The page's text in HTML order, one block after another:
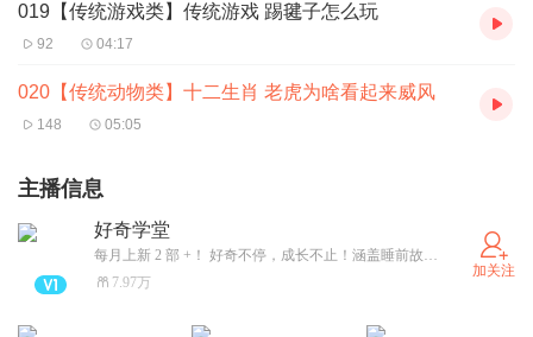
019【传统游戏类】传统游戏 踢毽子怎么玩
92 04:17
020【传统动物类】十二生肖 老虎为啥看起来威风
148 05:05
主播信息
好奇学堂
每月上新 2 部 +！ 好奇不停，成长不止！涵盖睡前故事、国学名著、科普百科三大板块，聚焦 3-9 岁儿童成长需求，打造科学、优质的儿童素养品牌。点击关注，持续解锁新鲜音频内容
7.97万
加关注